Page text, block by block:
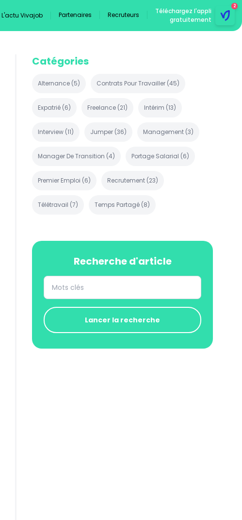
L'actu Vivajob Partenaires Recruteurs
Téléchargez l'appli
gratuitement
2
Catégories
Alternance (5) Contrats Pour Travailler (45)
Expatrié (6) Freelance (21) Intérim (13)
Interview (11) Jumper (36) Management (3)
Manager De Transition (4) Portage Salarial (6)
Premier Emploi (6) Recrutement (23)
Télétravail (7) Temps Partagé (8)
Recherche d'article
Lancer la recherche